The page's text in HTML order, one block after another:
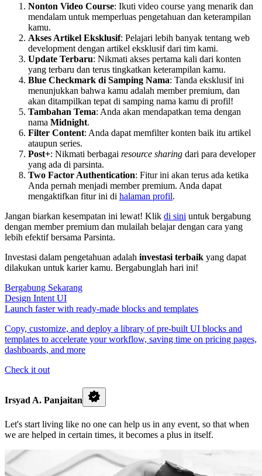
Nonton Video Course: Ikuti video course yang menarik dan
mendalam untuk memperluas pengetahuan dan keterampilan
kamu.
Akses Artikel Eksklusif: Pelajari lebih banyak tentang web
development dengan artikel eksklusif dari tim kami.
Update Terbaru: Nikmati akses pertama kali dari konten
yang terbaru dan terus tingkatkan keterampilan kamu.
Blue Checkmark di Samping Nama: Tanda eksklusif ini
menunjukkan bahwa kamu adalah member premium, dan
akan ditampilkan tepat di samping nama kamu di profil!
Tambahan Tema: Anda akan mendapatkan tema dengan
nama Midnight.
Filter Content: Anda dapat memfilter konten baik itu artikel
ataupun series.
Post+: Nikmati berbagai resource sharing dari para developer
yang ada di parsinta.
Two Factor Authentication: Fitur ini akan terus ada ketika
Anda pernah menjadi member premium. Anda dapat
mengaktifkan fitur ini di halaman profil.
Jangan biarkan kesempatan ini lewat! Klik di sini untuk bergabung
dengan member premium dan mulailah belajar dengan cara yang
lebih efektif bersama Parsinta.
Investasi dalam pengetahuan adalah investasi terbaik yang dapat
dilakukan untuk karier kamu. Bergabunglah hari ini!
Bergabung Sekarang
Design Intent UI
Launch faster with ready-made blocks and templates
Copy, customize, and deploy a library of pre-built UI blocks and
templates to accelerate your workflow, saving time on pricing pages,
dashboards, and more
Check it out
Irsyad A. Panjaitan
Let's start living like no one can help us in any event, so that when
we are helped in certain times, it becomes a plus in itself.